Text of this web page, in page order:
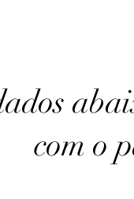
com o